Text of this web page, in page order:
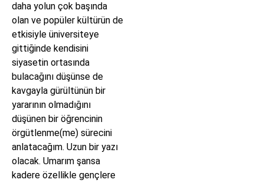
daha yolun çok başında
olan ve popüler kültürün de
etkisiyle üniversiteye
gittiğinde kendisini
siyasetin ortasında
bulacağını düşünse de
kavgayla gürültünün bir
yararının olmadığını
düşünen bir öğrencinin
örgütlenme(me) sürecini
anlatacağım. Uzun bir yazı
olacak. Umarım şansa
kadere özellikle gençlere